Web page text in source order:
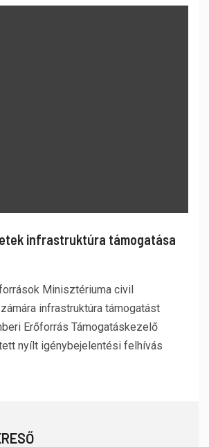
infrastruktúra támogatása
Minisztériuma civil
infrastruktúra támogatást
Erőforrás Támogatáskezelő
nyílt igénybejelentési felhívás